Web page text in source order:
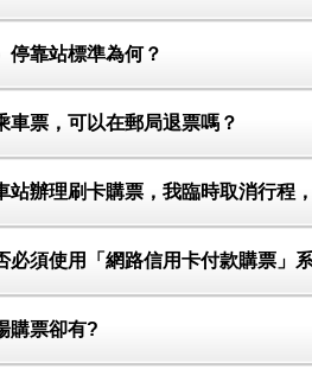
停靠站標準為何？
車票，可以在郵局退票嗎？
辦理刷卡購票，我臨時取消行程
須使用「網路信用卡付款購票」
購票卻有?